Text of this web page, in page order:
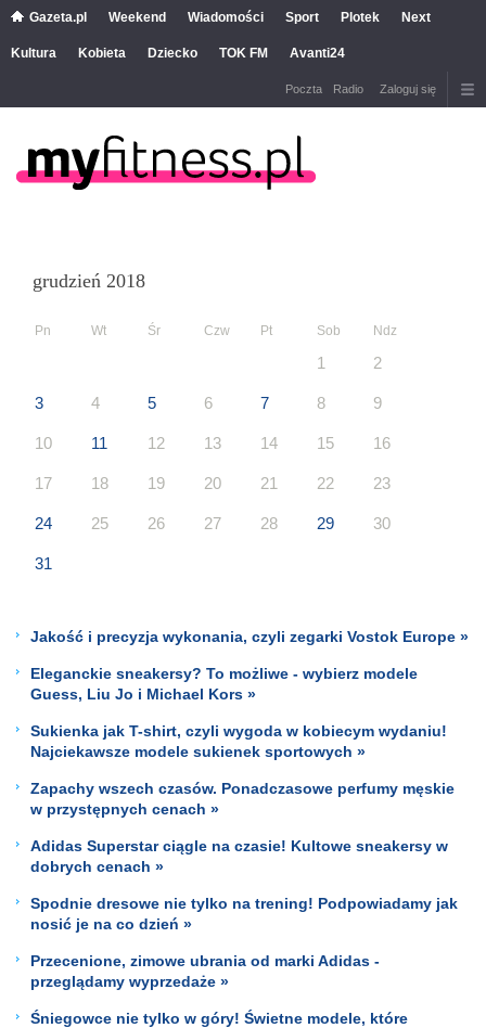
Gazeta.pl Weekend Wiadomości Sport Plotek Next
Kultura Kobieta Dziecko TOK FM Avanti24
Poczta Radio Zaloguj się
grudzień 2018
Pn Wt Śr Czw Pt Sob Ndz
1 2
3 4 5 6 7 8 9
10 11 12 13 14 15 16
17 18 19 20 21 22 23
24 25 26 27 28 29 30
31
Jakość i precyzja wykonania, czyli zegarki Vostok Europe »
Eleganckie sneakersy? To możliwe - wybierz modele
Guess, Liu Jo i Michael Kors »
Sukienka jak T-shirt, czyli wygoda w kobiecym wydaniu!
Najciekawsze modele sukienek sportowych »
Zapachy wszech czasów. Ponadczasowe perfumy męskie
w przystępnych cenach »
Adidas Superstar ciągle na czasie! Kultowe sneakersy w
dobrych cenach »
Spodnie dresowe nie tylko na trening! Podpowiadamy jak
nosić je na co dzień »
Przecenione, zimowe ubrania od marki Adidas -
przeglądamy wyprzedaże »
Śniegowce nie tylko w góry! Świetne modele, które